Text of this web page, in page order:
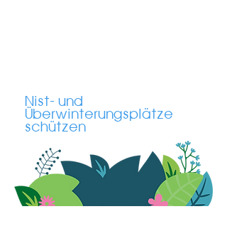
Nist- und
Überwinterungsplätze
schützen